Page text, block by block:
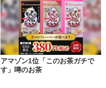
アマゾン1位「このお茶ガチで
す」噂のお茶